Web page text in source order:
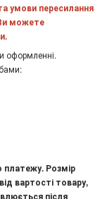
умови пересилання
можете
оформленні.
Розмір
вартості товару,
після